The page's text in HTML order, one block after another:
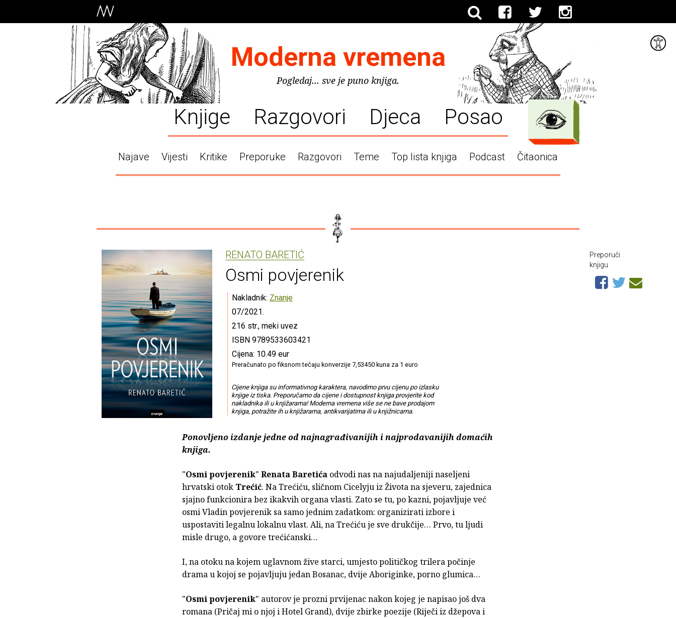
Moderna vremena
Pogledaj... sve je puno knjiga.
Knjige Razgovori Djeca Posao
Najave Vijesti Kritike Preporuke Razgovori Teme Top lista knjiga Podcast Čitaonica
RENATO BARETIĆ
Osmi povjerenik
Nakladnik: Znanje
07/2021.
216 str., meki uvez
ISBN 9789533603421
Cijena: 10.49 eur
Preračunato po fiksnom tečaju konverzije 7,53450 kuna za 1 euro
Cijene knjiga su informativnog karaktera, navodimo prvu cijenu po izlasku
knjige iz tiska. Preporučamo da cijene i dostupnost knjiga provjerite kod
nakladnika ili u knjižarama! Moderna vremena više se ne bave prodajom
knjiga, potražite ih u knjižarama, antikvarijatima ili u knjižnicama.
Ponovljeno izdanje jedne od najnagrađivanijih i najprodavanijih domaćih
knjiga.
"Osmi povjerenik" Renata Baretića odvodi nas na najudaljeniji naseljeni
hrvatski otok Trećić. Na Trećiću, sličnom Cicelyju iz Života na sjeveru, zajednica
sjajno funkcionira bez ikakvih organa vlasti. Zato se tu, po kazni, pojavljuje već
osmi Vladin povjerenik sa samo jednim zadatkom: organizirati izbore i
uspostaviti legalnu lokalnu vlast. Ali, na Trećiću je sve drukčije… Prvo, tu ljudi
misle drugo, a govore trećićanski…
I, na otoku na kojem uglavnom žive starci, umjesto političkog trilera počinje
drama u kojoj se pojavljuju jedan Bosanac, dvije Aboriginke, porno glumica…
"Osmi povjerenik" autorov je prozni prvijenac nakon kojeg je napisao još dva
romana (Pričaj mi o njoj i Hotel Grand), dvije zbirke poezije (Riječi iz džepova i
Preporuči
knjigu